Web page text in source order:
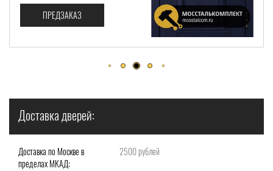
ПРЕДЗАКАЗ
Доставка дверей:
Доставка по Москве в
пределах МКАД:
2500 рублей